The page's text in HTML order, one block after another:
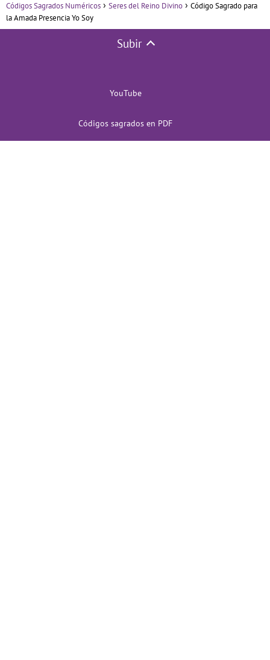
Códigos Sagrados Numéricos Seres del Reino Divino
Código Sagrado para
la Amada Presencia Yo Soy
Subir
YouTube
Códigos sagrados en PDF